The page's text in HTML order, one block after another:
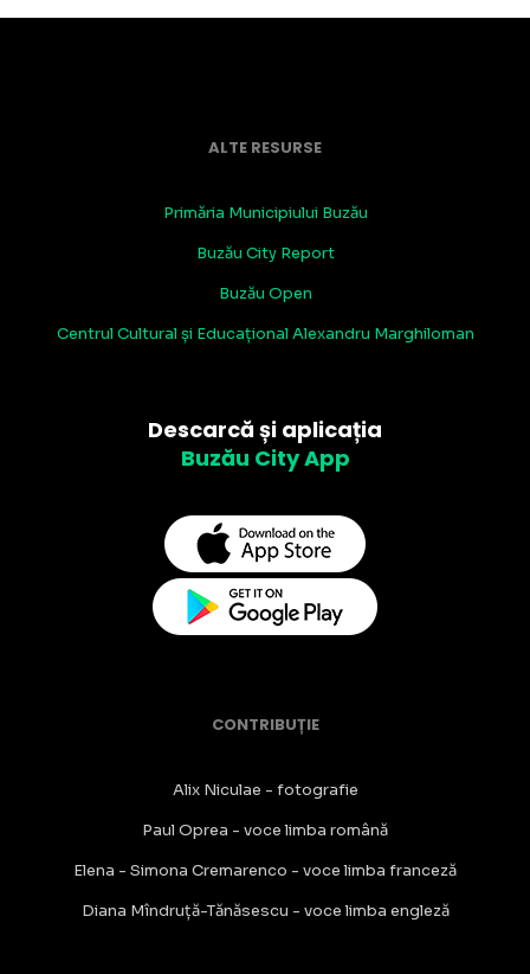
ALTE RESURSE
Primăria Municipiului Buzău
Buzău City Report
Buzău Open
Centrul Cultural și Educațional Alexandru Marghiloman
Descarcă și aplicația
Buzău City App
CONTRIBUȚIE
Alix Niculae - fotografie
Paul Oprea - voce limba română
Elena - Simona Cremarenco - voce limba franceză
Diana Mîndruță-Tănăsescu - voce limba engleză